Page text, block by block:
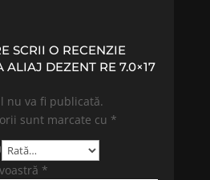
SCRII O RECENZIE
ALIAJ DEZENT RE 7.0×17
nu va fi publicată.
sunt marcate cu *
*